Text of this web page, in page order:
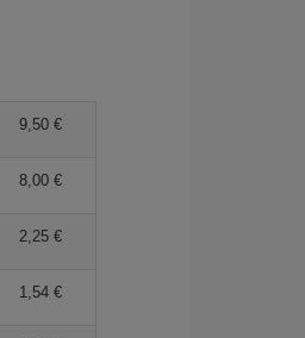
9,50
8,00
2,25
1,54